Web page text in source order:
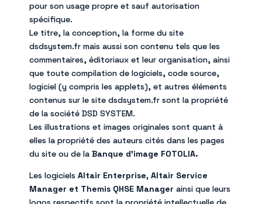
pour son usage propre et sauf autorisation
spécifique.
Le titre, la conception, la forme du site
dsdsystem.fr mais aussi son contenu tels que les
commentaires, éditoriaux et leur organisation, ainsi
que toute compilation de logiciels, code source,
logiciel (y compris les applets), et autres éléments
contenus sur le site dsdsystem.fr sont la propriété
de la société DSD SYSTEM.
Les illustrations et images originales sont quant à
elles la propriété des auteurs cités dans les pages
du site ou de la Banque d’image FOTOLIA.
Les logiciels Altair Enterprise, Altair Service
Manager et Themis QHSE Manager ainsi que leurs